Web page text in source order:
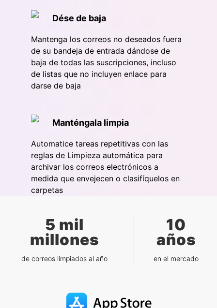
Dése de baja
Mantenga los correos no deseados fuera
de su bandeja de entrada dándose de
baja de todas las suscripciones, incluso
de listas que no incluyen enlace para
darse de baja
Manténgala limpia
Automatice tareas repetitivas con las
reglas de Limpieza automática para
archivar los correos electrónicos a
medida que envejecen o clasifíquelos en
carpetas
5 mil
millones
de correos limpiados al año
10
años
en el mercado